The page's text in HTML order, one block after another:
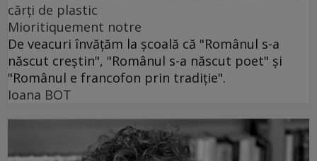
cărţi de plastic
Mioritiquement notre
De veacuri învăţăm la şcoală că "Românul s-a
născut creştin", "Românul s-a născut poet" şi
"Românul e francofon prin tradiţie".
Ioana BOT